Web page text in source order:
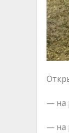
— на
— на